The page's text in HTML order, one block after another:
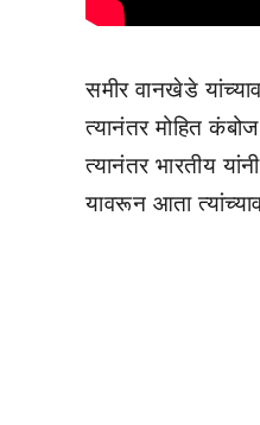
समीर वानखेडे
त्यानंतर मोहित
त्यानंतर भारतीय
यावरून आता